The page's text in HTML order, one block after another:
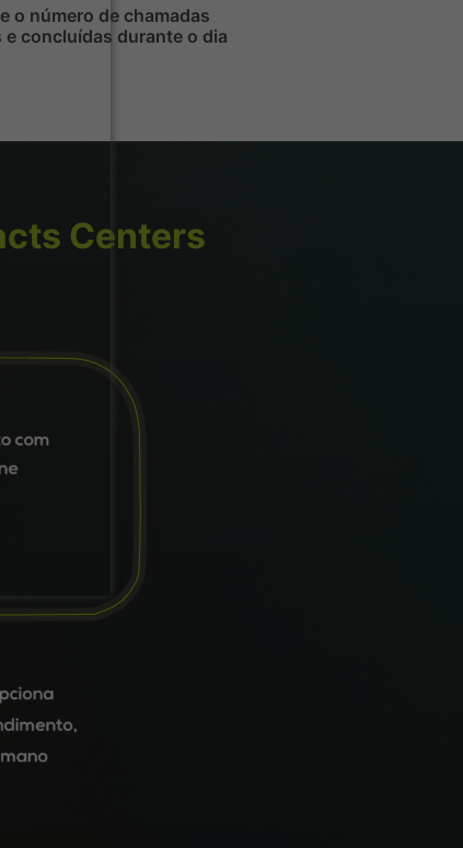
o número de chamadas
e concluídas durante o dia
Centers